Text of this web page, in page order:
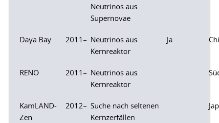
Neutrinos aus
Supernovae
Daya Bay 2011– Neutrinos aus
Kernreaktor
Ja
RENO 2011– Neutrinos aus
Kernreaktor
KamLAND-
Zen
2012– Suche nach seltenen
Kernzerfällen